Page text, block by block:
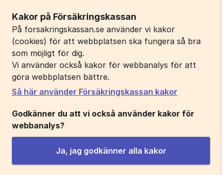
Kakor på Försäkringskassan
På forsakringskassan.se använder vi kakor
(cookies) för att webbplatsen ska fungera så bra
som möjligt för dig.
Vi använder också kakor för webbanalys för att
göra webbplatsen bättre.
Så här använder Försäkringskassan kakor
Godkänner du att vi också använder kakor för
webbanalys?
Ja, jag godkänner alla kakor